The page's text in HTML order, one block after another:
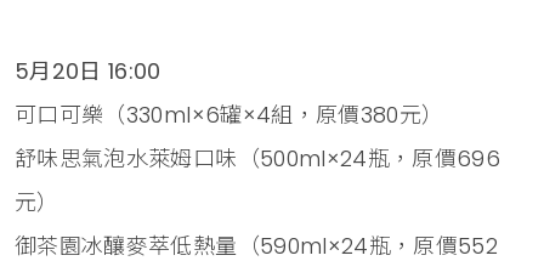
5月20日 16:00
可口可樂（330ml×6罐×4組，原價380元）
舒味思氣泡水萊姆口味（500ml×24瓶，原價696
元）
御茶園冰釀麥萃低熱量（590ml×24瓶，原價552